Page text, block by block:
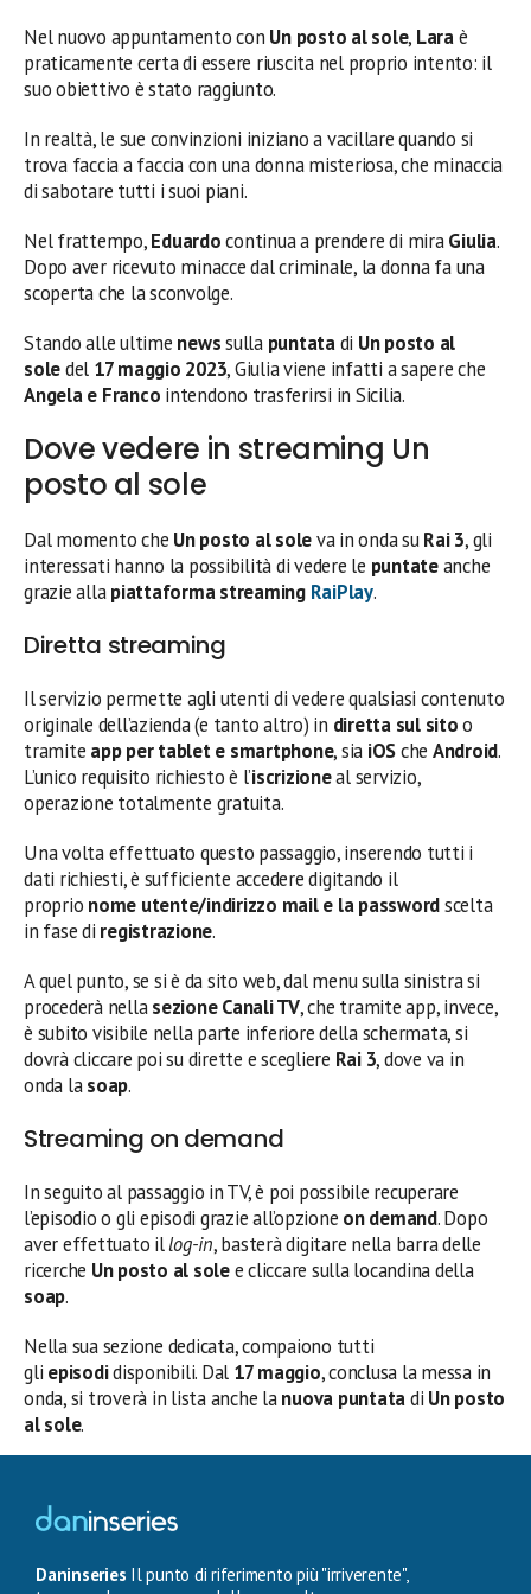
Nel nuovo appuntamento con Un posto al sole, Laraè
praticamente certa di essere riuscita nel proprio intento: il
suo obiettivo è stato raggiunto.
In realtà, le sue convinzioni iniziano a vacillare quando si
trova faccia a faccia con una donna misteriosa, che minaccia
di sabotare tutti i suoi piani.
Nel frattempo,Eduardocontinua a prendere di miraGiulia.
Dopo aver ricevuto minacce dal criminale, la donna fa una
scoperta che la sconvolge.
Stando alle ultime newssulla puntatadi Un posto al
soledel 17 maggio 2023, Giulia viene infatti a sapere che
Angela e Franco intendono trasferirsi in Sicilia.
Dove vedere in streaming Un
posto al sole
Dal momento che Un posto al soleva in onda suRai 3, gli
interessati hanno la possibilità di vedere le puntateanche
grazie allapiattaforma streaming RaiPlay.
Diretta streaming
Il servizio permette agli utenti di vedere qualsiasi contenuto
originale dell’azienda (e tanto altro) in diretta sul sitoo
tramite app per tablet e smartphone, sia iOSche Android.
L’unico requisito richiesto è l’iscrizioneal servizio,
operazione totalmente gratuita.
Una volta effettuato questo passaggio, inserendo tutti i
dati richiesti, è sufficiente accedere digitando il
proprio nome utente/indirizzo mail e la passwordscelta
in fase di registrazione.
A quel punto, se si è da sito web, dal menu sulla sinistra si
procederà nellasezione Canali TV, che tramite app, invece,
è subito visibile nella parte inferiore della schermata, si
dovrà cliccare poi su dirette e scegliere Rai 3, dove va in
onda lasoap.
Streaming on demand
In seguito al passaggio in TV, è poi possibile recuperare
l’episodio o gli episodi grazie all’opzione on demand. Dopo
aver effettuato illog-in, basterà digitare nella barra delle
ricerche Un posto al solee cliccare sulla locandina della
soap.
Nella sua sezione dedicata, compaiono tutti
gli episodidisponibili. Dal 17 maggio, conclusa la messa in
onda, si troverà in lista anche lanuova puntatadi Un posto
al sole.
Daninseries Il punto di riferimento più "irriverente",